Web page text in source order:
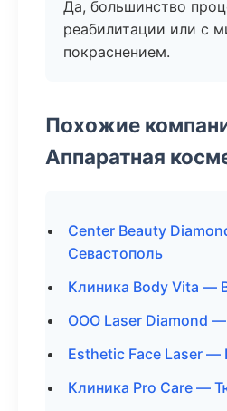
Да, большинство
реабилитации или с
покраснением.
Похожие
Аппаратная
Center Beauty
Севастополь
Клиника Body Vita —
ООО Laser Diamond
Esthetic Face Laser —
Клиника Pro Care —